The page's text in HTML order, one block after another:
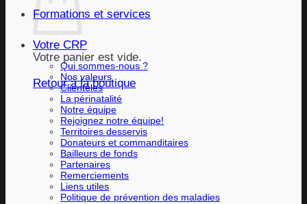
Votre panier est vide.
Retour à la boutique
Formations et services
Votre CRP
Qui sommes-nous ?
Nos valeurs
Clientèles
La périnatalité
Notre équipe
Rejoignez notre équipe!
Territoires desservis
Donateurs et commanditaires
Bailleurs de fonds
Partenaires
Remerciements
Liens utiles
Politique de prévention des maladies